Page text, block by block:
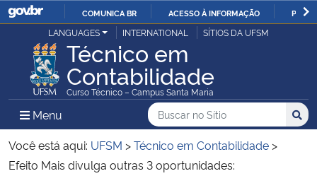
IR
PARA
O
CONTEÚDO
COMUNICA BR ACESSO À INFORMAÇÃO
Ministério da Justiça e Segurança Pública
Ministério da Defesa
Ministério das Relações Exteriores
LANGUAGES INTERNATIONAL SÍTIOS DA UFSM
Técnico em
Contabilidade
Curso Técnico – Campus Santa Maria
Menu Menu Principal do Sítio
Busca
Buscar no no Sítio
Busca:
Você está aqui: UFSM >Técnico em Contabilidade >
Efeito Mais divulga outras 3 oportunidades: